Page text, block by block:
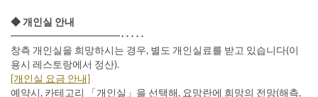
◆ 개인실 안내
━━━━━━━━━━━･････
창측 개인실을 희망하시는 경우, 별도 개인실료를 받고 있습니다(이
용시 레스토랑에서 정산).
[개인실 요금 안내]
예약시, 카테고리 「개인실」을 선택해, 요망란에 희망의 전망(해측,